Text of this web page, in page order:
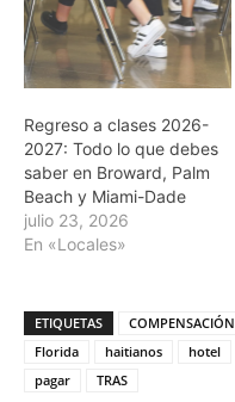
Regreso a clases 2026-
2027: Todo lo que debes
saber en Broward, Palm
Beach y Miami-Dade
julio 23, 2026
En «Locales»
ETIQUETAS COMPENSACIÓN
Florida
haitianos hotel
pagar
TRAS